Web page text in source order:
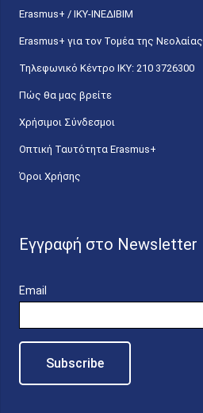
Erasmus+ / ΙΚΥ-ΙΝΕΔΙΒΙΜ
Erasmus+ για τον Τομέα της Νεολαίας
Τηλεφωνικό Κέντρο IKY: 210 3726300
Πώς θα μας βρείτε
Χρήσιμοι Σύνδεσμοι
Οπτική Ταυτότητα Erasmus+
Όροι Χρήσης
Εγγραφή στο Newsletter
Email